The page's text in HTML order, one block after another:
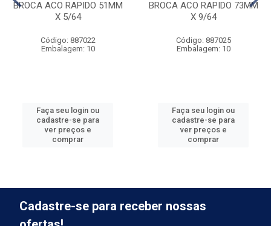
BROCA ACO RAPIDO 51MM
X 5/64
Código: 887022
Embalagem: 10
Faça seu login ou
cadastre-se para
ver preços e
comprar
BROCA ACO RAPIDO 73MM
X 9/64
Código: 887025
Embalagem: 10
Faça seu login ou
cadastre-se para
ver preços e
comprar
Cadastre-se para receber nossas